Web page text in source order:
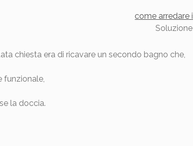
Soluzione
chiesta era di ricavare un secondo bagno che,
funzionale,
la doccia.